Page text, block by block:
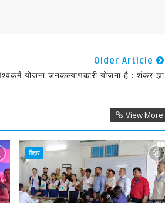
Older Article
योजना जनकल्याणकारी योजना है : शंकर झा
View More
बिहार